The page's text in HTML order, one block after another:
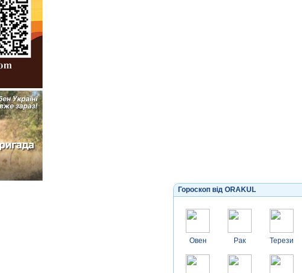
Гороскоп від ORAKUL
Овен Рак Терези